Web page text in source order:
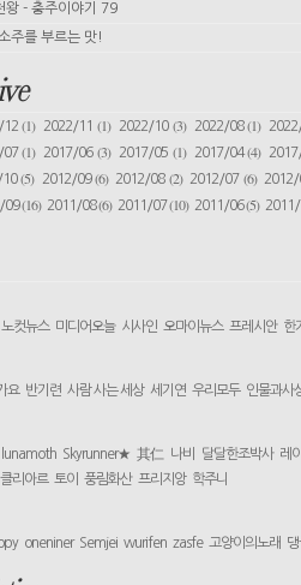
왕 - 충주이야기 79
주를 부르는 맛!
12(1) 2022/11(1) 2022/10 (3) 2022/08(1)
07(1) 2017/06(3) 2017/05 (1) 2017/04(4)
10(5) 2012/09(6) 2012/08 (2) 2012/07 (6)
09(16) 2011/08(6) 2011/07(10) 2011/06(5)
노컷뉴스 미디어오늘 시사인 오마이뉴스 프레시안 한
요 반기련 사람 사는 세상 세기연 우리모두 인물과사
lunamoth Skyrunner★ 其仁 나비 달달한조박사 레
클리아르 토이 풍림화산 프리지앙 학주니
oneniner Semjei wurifen zasfe 고양이의노래